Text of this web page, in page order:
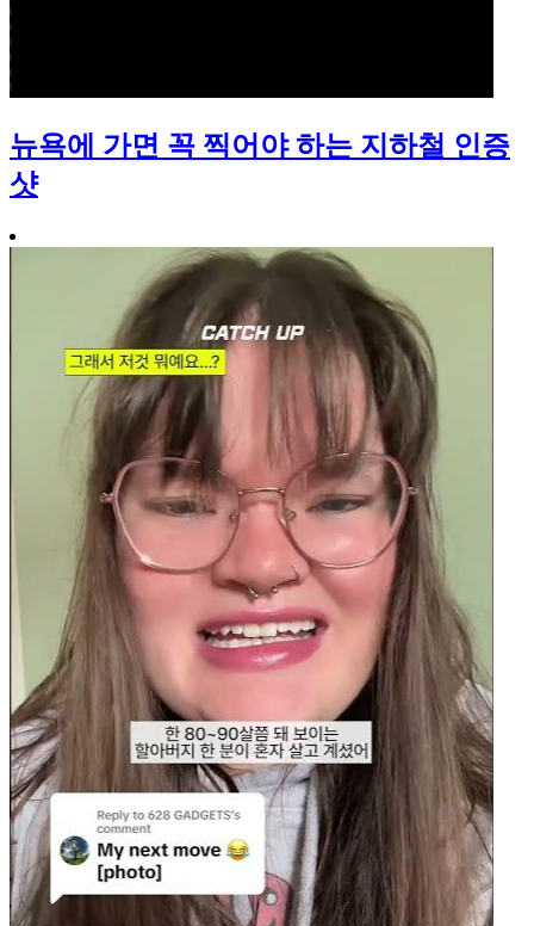
뉴욕에 가면 꼭 찍어야 하는 지하철 인증
샷